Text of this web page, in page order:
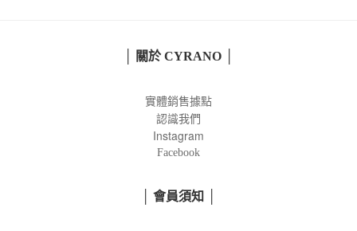
│ 關於 CYRANO │
實體銷售據點
認識我們
Instagram
Facebook
│ 會員須知 │